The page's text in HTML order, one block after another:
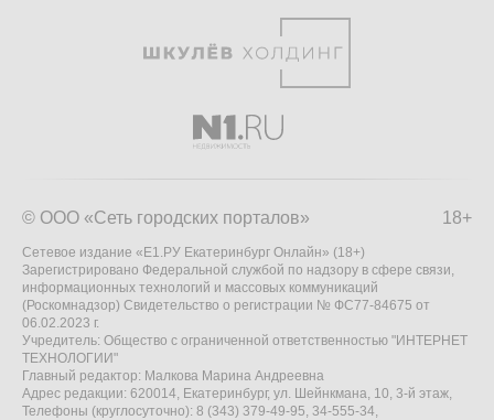
18+
© ООО «Сеть городских порталов»
Сетевое издание «Е1.РУ Екатеринбург Онлайн» (18+)
Зарегистрировано Федеральной службой по надзору в сфере связи,
информационных технологий и массовых коммуникаций
(Роскомнадзор) Свидетельство о регистрации № ФС77-84675 от
06.02.2023 г.
Учредитель: Общество с ограниченной ответственностью "ИНТЕРНЕТ
ТЕХНОЛОГИИ"
Главный редактор: Малкова Марина Андреевна
Адрес редакции: 620014, Екатеринбург, ул. Шейнкмана, 10, 3-й этаж,
Телефоны (круглосуточно): 8 (343) 379-49-95, 34-555-34,